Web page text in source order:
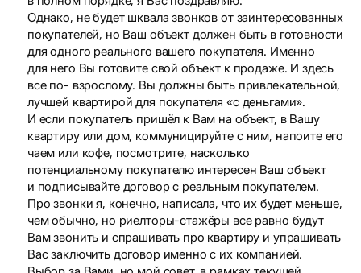
Однако, не будет шквала звонков от заинтересованных
покупателей, но Ваш объект должен быть в готовности
для одного реального вашего покупателя. Именно
для него Вы готовите свой объект к продаже. И здесь
все по- взрослому. Вы должны быть привлекательной,
лучшей квартирой для покупателя «с деньгами».
И если покупатель пришёл к Вам на объект, в Вашу
квартиру или дом, коммуницируйте с ним, напоите его
чаем или кофе, посмотрите, насколько
потенциальному покупателю интересен Ваш объект
и подписывайте договор с реальным покупателем.
Про звонки я, конечно, написала, что их будет меньше,
чем обычно, но риелторы-стажёры все равно будут
Вам звонить и спрашивать про квартиру и упрашивать
Вас заключить договор именно с их компанией.